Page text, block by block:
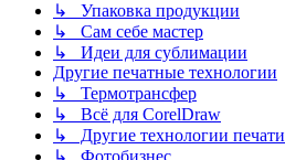
↳ Упаковка продукции
↳ Сам себе мастер
↳ Идеи для сублимации
Другие печатные технологии
↳ Термотрансфер
↳ Всё для CorelDraw
↳ Другие технологии печати